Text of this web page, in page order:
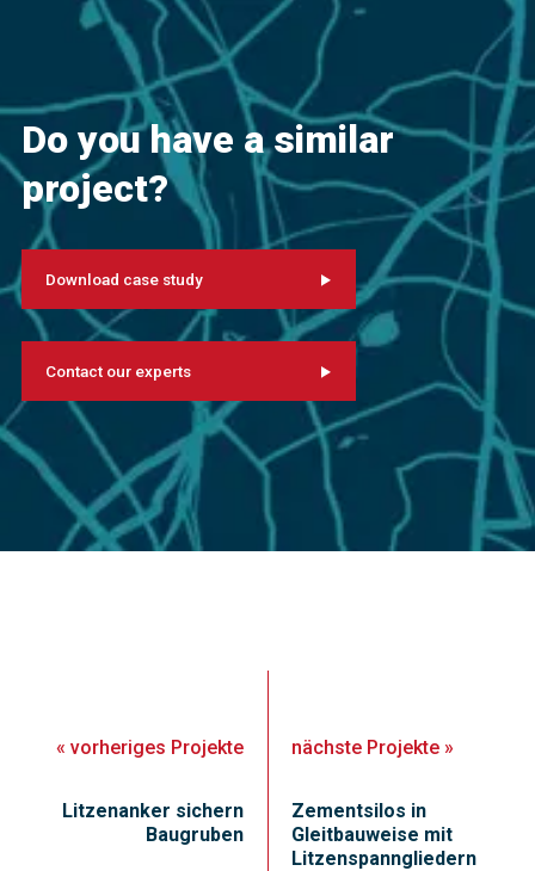
Do you have a similar
project?
Download case study
Contact our experts
«vorheriges Projekte
Litzenanker sichern
Baugruben
nächste Projekte»
Zementsilos in
Gleitbauweise mit
Litzenspanngliedern